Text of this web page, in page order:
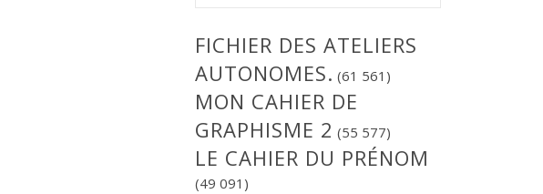
FICHIER DES ATELIERS
AUTONOMES. (61 561)
MON CAHIER DE
GRAPHISME 2 (55 577)
LE CAHIER DU PRÉNOM
(49 091)